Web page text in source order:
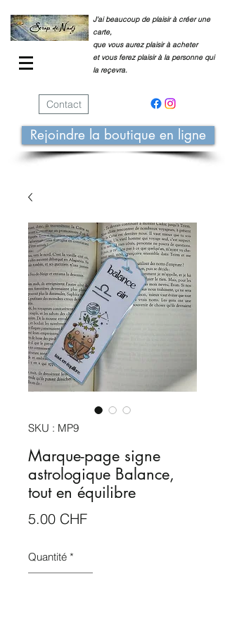
J'ai beaucoup de plaisir à créer une
carte,
que vous aurez plaisir à acheter
et vous ferez plaisir à la personne qui
la reçevra.
Contact
Rejoindre la boutique en ligne
SKU : MP9
Marque-page signe
astrologique Balance,
tout en équilibre
5.00 CHFPrix
Quantité *